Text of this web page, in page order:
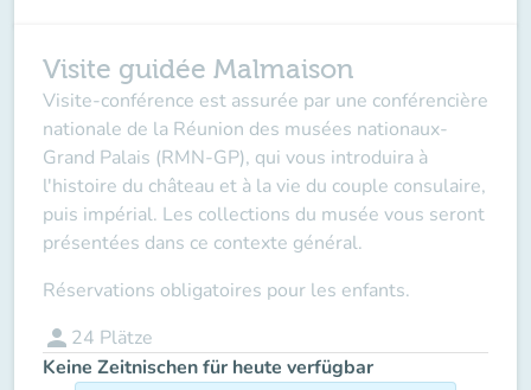
Visite guidée Malmaison
Visite-conférence est assurée par une conférencière
nationale de la Réunion des musées nationaux-
Grand Palais (RMN-GP), qui vous introduira à
l'histoire du château et à la vie du couple consulaire,
puis impérial. Les collections du musée vous seront
présentées dans ce contexte général.
Réservations obligatoires pour les enfants.
person 24 Plätze
Keine Zeitnischen für heute verfügbar